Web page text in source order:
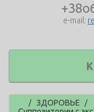
e-mail:
Главная
/ ЗДОРОВЬЕ /